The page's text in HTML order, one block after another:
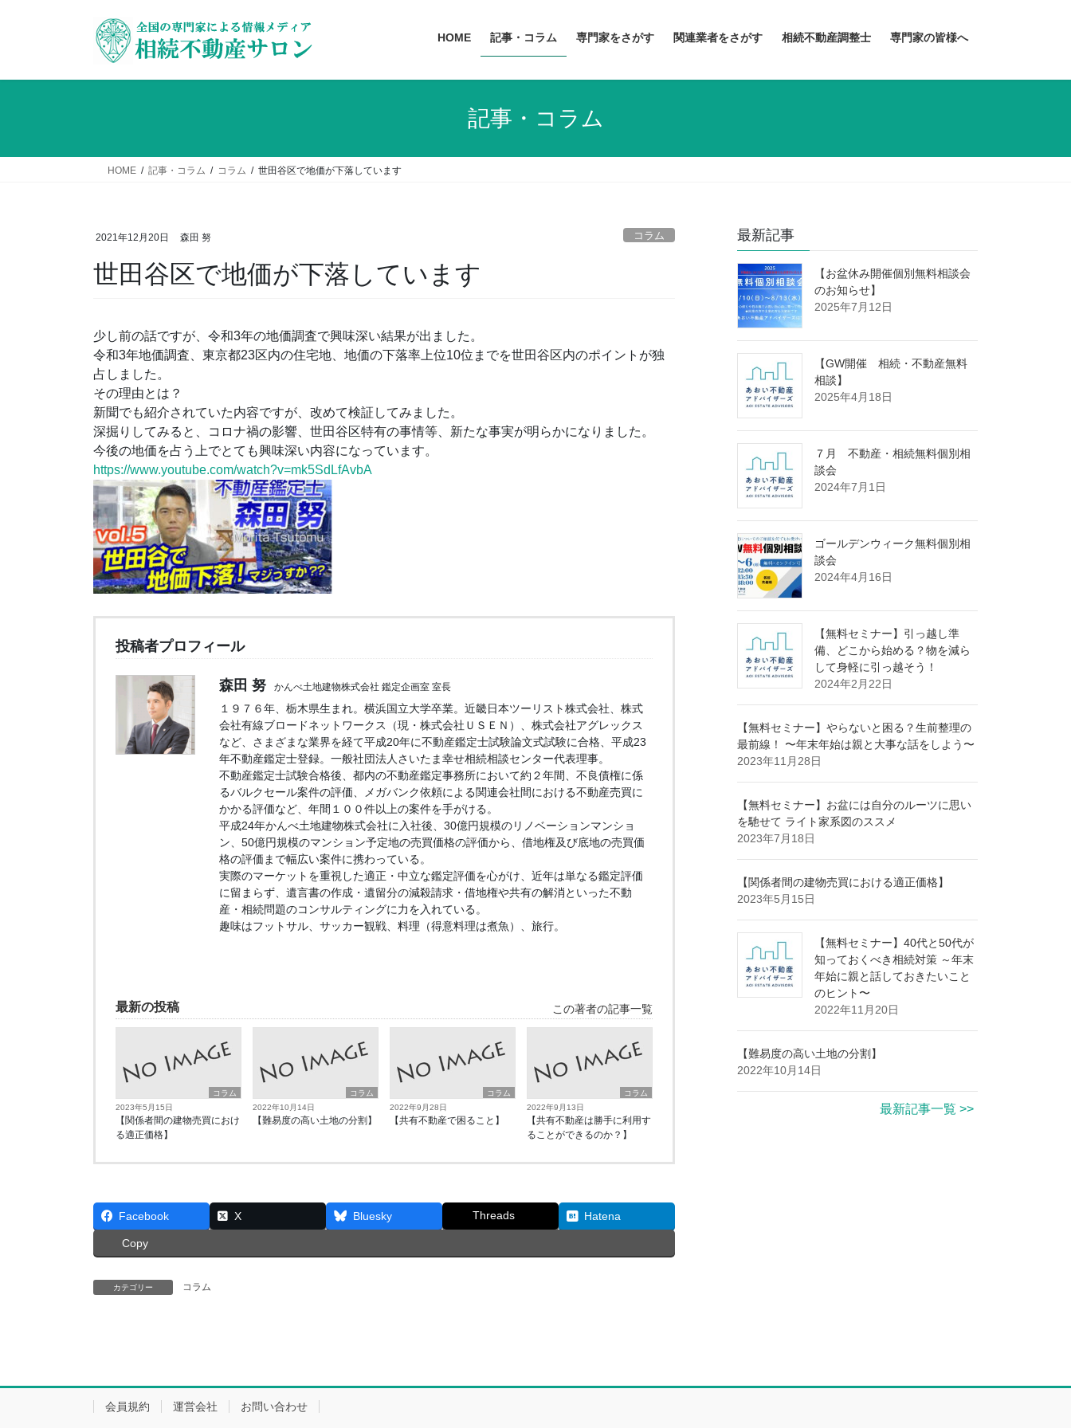
ッ
移
HOME 記事・コラム 専門家をさがす 関連業者をさがす 相続不動産調整士 専門家の皆様へ
記事・コラム
HOME 記事・コラム コラム 世田谷区で地価が下落しています
2021年12月20日 森田 努 コラム
世田谷区で地価が下落しています
少し前の話ですが、令和3年の地価調査で興味深い結果が出ました。
令和3年地価調査、東京都23区内の住宅地、地価の下落率上位10位までを世田谷区内のポイントが独
占しました。
その理由とは？
新聞でも紹介されていた内容ですが、改めて検証してみました。
深掘りしてみると、コロナ禍の影響、世田谷区特有の事情等、新たな事実が明らかになりました。
今後の地価を占う上でとても興味深い内容になっています。
https://www.youtube.com/watch?v=mk5SdLfAvbA
投稿者プロフィール
森田 努 かんべ土地建物株式会社 鑑定企画室 室長
１９７６年、栃木県生まれ。横浜国立大学卒業。近畿日本ツーリスト株式会社、株式
会社有線ブロードネットワークス（現・株式会社ＵＳＥＮ）、株式会社アグレックス
など、さまざまな業界を経て平成20年に不動産鑑定士試験論文式試験に合格、平成23
年不動産鑑定士登録。一般社団法人さいたま幸せ相続相談センター代表理事。
不動産鑑定士試験合格後、都内の不動産鑑定事務所において約２年間、不良債権に係
るバルクセール案件の評価、メガバンク依頼による関連会社間における不動産売買に
かかる評価など、年間１００件以上の案件を手がける。
平成24年かんべ土地建物株式会社に入社後、30億円規模のリノベーションマンショ
ン、50億円規模のマンション予定地の売買価格の評価から、借地権及び底地の売買価
格の評価まで幅広い案件に携わっている。
実際のマーケットを重視した適正・中立な鑑定評価を心がけ、近年は単なる鑑定評価
に留まらず、遺言書の作成・遺留分の減殺請求・借地権や共有の解消といった不動
産・相続問題のコンサルティングに力を入れている。
趣味はフットサル、サッカー観戦、料理（得意料理は煮魚）、旅行。
最新の投稿 この著者の記事一覧
コラム
2023年5月15日
【関係者間の建物売買におけ
る適正価格】
コラム
2022年10月14日
【難易度の高い土地の分割】
コラム
2022年9月28日
【共有不動産で困ること】
コラム
2022年9月13日
【共有不動産は勝手に利用す
ることができるのか？】
Facebook X Bluesky Threads Hatena
Copy
カテゴリー コラム
最新記事
【お盆休み開催個別無料相談会
のお知らせ】
2025年7月12日
【GW開催 相続・不動産無料
相談】
2025年4月18日
７月 不動産・相続無料個別相
談会
2024年7月1日
ゴールデンウィーク無料個別相
談会
2024年4月16日
【無料セミナー】引っ越し準
備、どこから始める？物を減ら
して身軽に引っ越そう！
2024年2月22日
【無料セミナー】やらないと困る？生前整理の
最前線！ 〜年末年始は親と大事な話をしよう〜
2023年11月28日
【無料セミナー】お盆には自分のルーツに思い
を馳せて ライト家系図のススメ
2023年7月18日
【関係者間の建物売買における適正価格】
2023年5月15日
【無料セミナー】40代と50代が
知っておくべき相続対策 ～年末
年始に親と話しておきたいこと
のヒント〜
2022年11月20日
【難易度の高い土地の分割】
2022年10月14日
最新記事一覧 >>
会員規約 運営会社 お問い合わせ